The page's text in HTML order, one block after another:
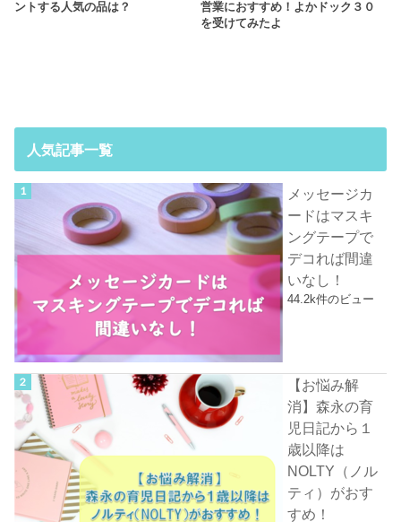
ントする人気の品は？
営業におすすめ！よかドック３０
を受けてみたよ
人気記事一覧
メッセージカ
ードはマスキ
ングテープで
デコれば間違
いなし！
44.2k件のビュー
【お悩み解
消】森永の育
児日記から１
歳以降は
NOLTY（ノル
ティ）がおす
すめ！